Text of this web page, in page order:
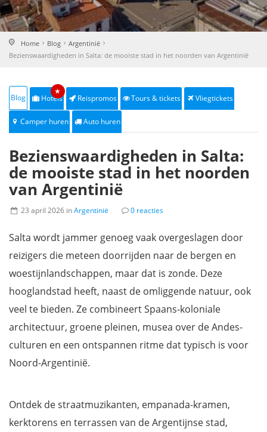
Home Blog
Argentinië
Bezienswaardigheden in Salta: de mooiste stad in het noorden van Argentinië
Blog Hotels
★
Reispromos Tours & tickets Vliegtickets
Camper huren Auto huren
Bezienswaardigheden in Salta:
de mooiste stad in het noorden
van Argentinië
23 april 2026 inArgentinië 0 reacties
Salta wordt jammer genoeg vaak overgeslagen door
reizigers die meteen doorrijden naar de bergen en
woestijnlandschappen, maar dat is zonde. Deze
hooglandstad heeft, naast de omliggende natuur, ook
veel te bieden. Ze combineert Spaans-koloniale
architectuur, groene pleinen, musea over de Andes-
culturen en een ontspannen ritme dat typisch is voor
Noord-Argentinië.
Ontdek de straatmuzikanten, empanada-kramen,
kerktorens en terrassen van de Argentijnse stad,